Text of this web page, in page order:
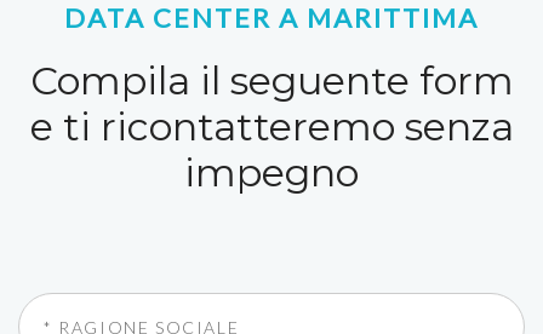
DATA CENTER A MARITTIMA
Compila il seguente form
e ti ricontatteremo senza
impegno